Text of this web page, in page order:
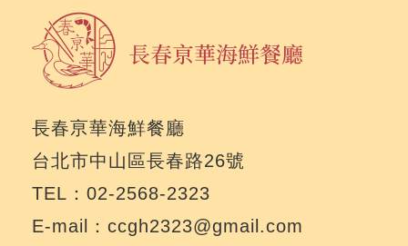
長春亰華海鮮餐廳
台北市中山區長春路26號
TEL：02-2568-2323
E-mail：ccgh2323@gmail.com